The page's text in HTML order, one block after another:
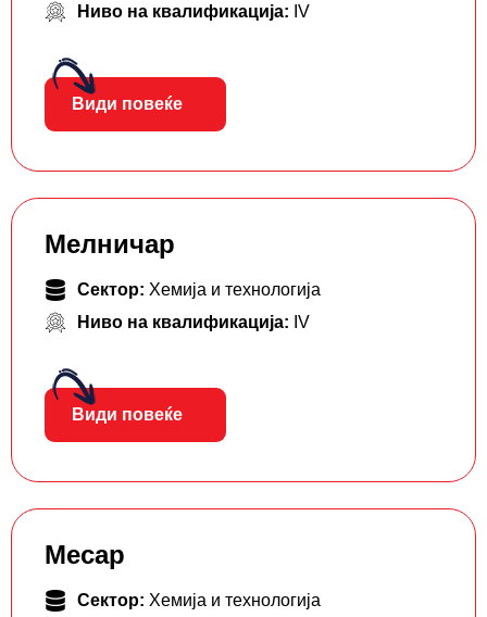
Ниво на квалификација: IV
Види повеќе
Мелничар
Сектор: Хемија и технологија
Ниво на квалификација: IV
Види повеќе
Месар
Сектор: Хемија и технологија